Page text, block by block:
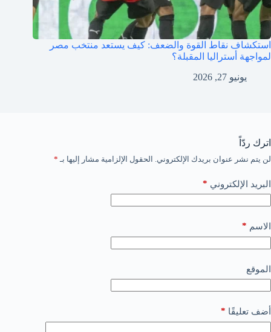
استكشاف نقاط القوة والضعف: كيف يستعد منتخب مصر
لمواجهة أستراليا المقبلة؟
يونيو 27, 2026
اترك ردّاً
لن يتم نشر عنوان بريدك الإلكتروني. الحقول الإلزامية مشار إليها بـ *
البريد الإلكتروني *
الاسم *
الموقع
أضف تعليقًا *